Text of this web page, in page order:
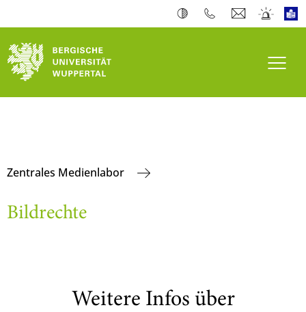
Zentrales Medienlabor
Bildrechte
Weitere Infos über